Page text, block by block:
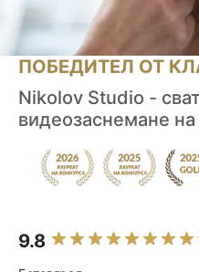
ПОБЕДИТЕЛ ОТ
Nikolov Studio -
видеозаснемане на
9.8